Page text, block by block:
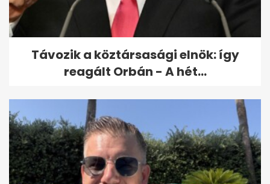
Távozik a köztársasági elnök: így
reagált Orbán - A hét...